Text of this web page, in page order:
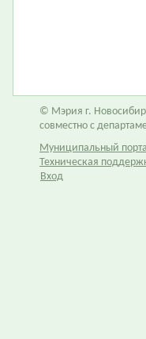
© Мэрия г.
совместно с
Муниципальный
Техническая
Вход